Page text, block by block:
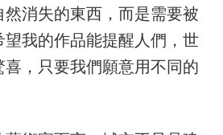
消失的東西，而是需要被
我的作品能提醒人們，世
，只要我們願意用不同的